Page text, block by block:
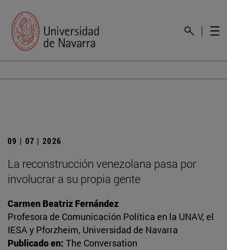
09 | 07 | 2026
La reconstrucción venezolana pasa por
involucrar a su propia gente
Carmen Beatriz Fernández
Profesora de Comunicación Política en la UNAV, el
IESA y Pforzheim, Universidad de Navarra
Publicado en: The Conversation